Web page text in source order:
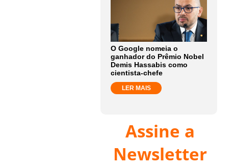
O Google nomeia o
ganhador do Prêmio Nobel
Demis Hassabis como
cientista-chefe
LER MAIS
Assine a
Newsletter